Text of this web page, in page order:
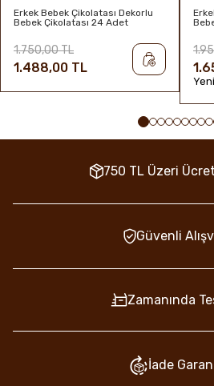
Erkek Bebek Çikolatası Dekorlu
Bebek Çikolatası 24 Adet
1.488,00 TL
1.750,00 TL
750 TL Üzeri
Güvenli
Zamanında
İade